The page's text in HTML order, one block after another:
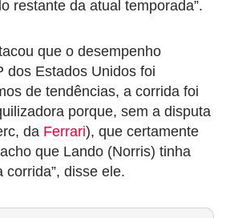
restante da atual temporada”.
que o desempenho
dos Estados Unidos foi
de tendências, a corrida foi
porque, sem a disputa
da Ferrari), que certamente
que Lando (Norris) tinha
corrida”, disse ele.